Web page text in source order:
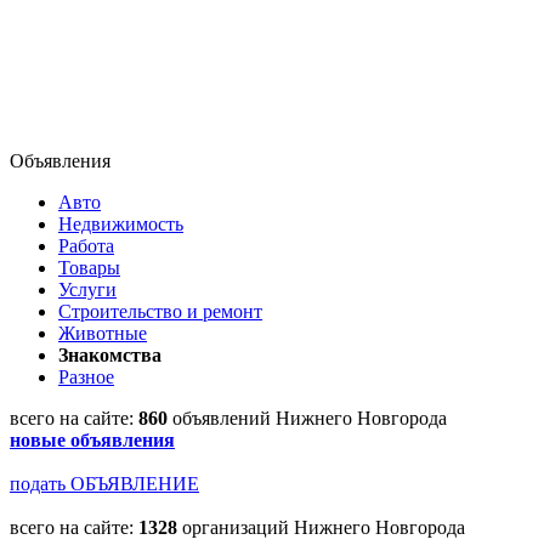
Объявления
Авто
Недвижимость
Работа
Товары
Услуги
Строительство и ремонт
Животные
Знакомства
Разное
всего на сайте: 860 объявлений Нижнего Новгорода
новые объявления
подать ОБЪЯВЛЕНИЕ
всего на сайте: 1328 организаций Нижнего Новгорода